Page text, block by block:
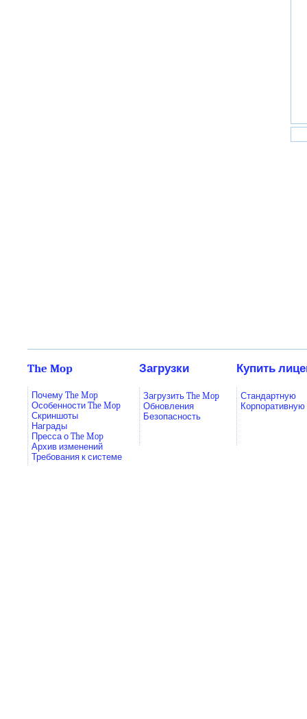
The Mop
Почему The Mop
Особенности The Mop
Скриншоты
Награды
Пресса о The Mop
Архив изменений
Требования к системе
Загрузки
Загрузить The Mop
Обновления
Безопасность
Купить
Стандартную
Корпоративную